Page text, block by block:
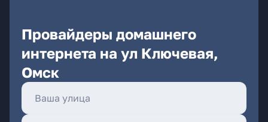
Провайдеры домашнего
интернета на ул Ключевая,
Омск